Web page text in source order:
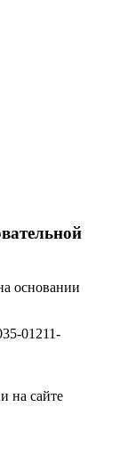
основании
01211-
на сайте